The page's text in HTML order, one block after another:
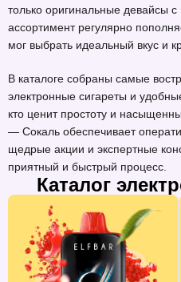
только оригинальные девайсы
ассортимент регулярно
мог выбрать идеальный вкус и
В каталоге собраны самые
электронные сигареты и
кто ценит простоту и
— Сокаль обеспечивает
щедрые акции и экспертные
приятный и быстрый процесс.
Каталог